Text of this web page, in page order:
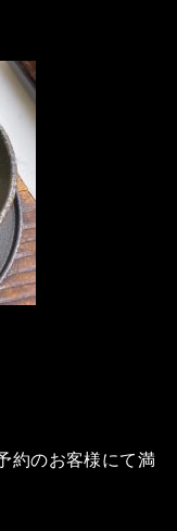
約のお客様にて満